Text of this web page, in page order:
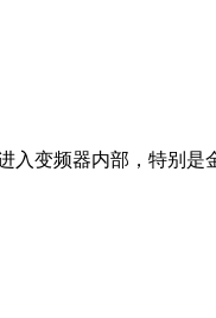
入变频器内部，特别是